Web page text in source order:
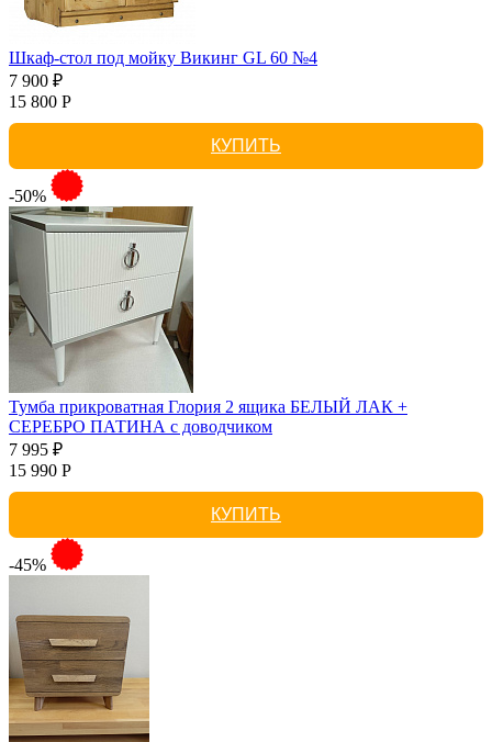
Шкаф-стол под мойку Викинг GL 60 №4
7 900 ₽
15 800 Р
КУПИТЬ
-50%
Тумба прикроватная Глория 2 ящика БЕЛЫЙ ЛАК +
СЕРЕБРО ПАТИНА с доводчиком
7 995 ₽
15 990 Р
КУПИТЬ
-45%